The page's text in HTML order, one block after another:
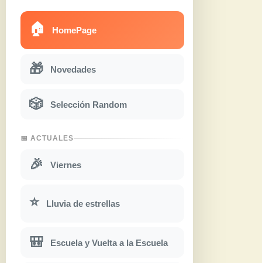
🏠 HomePage
🎁 Novedades
🎲 Selección Random
📅 ACTUALES
🎉 Viernes
⭐ Lluvia de estrellas
🎒 Escuela y Vuelta a la Escuela